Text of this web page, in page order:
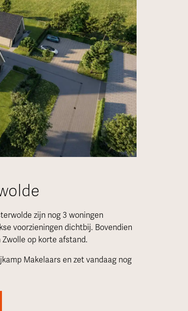
zijn nog 3 woningen
voorzieningen dichtbij. Bovendien
op korte afstand.
Makelaars en zet vandaag nog